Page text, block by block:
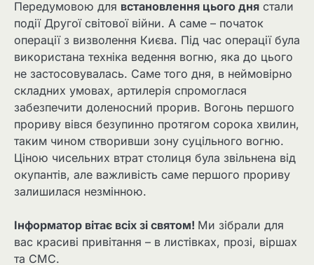
Передумовою для встановлення цього дня стали
події Другої світової війни. А саме – початок
операції з визволення Києва. Під час операції була
використана техніка ведення вогню, яка до цього
не застосовувалась. Саме того дня, в неймовірно
складних умовах, артилерія спромоглася
забезпечити доленосний прорив. Вогонь першого
прориву вівся безупинно протягом сорока хвилин,
таким чином створивши зону суцільного вогню.
Ціною чисельних втрат столиця була звільнена від
окупантів, але важливість саме першого прориву
залишилася незмінною.
Інформатор вітає всіх зі святом! Ми зібрали для
вас красиві привітання – в листівках, прозі, віршах
та СМС.